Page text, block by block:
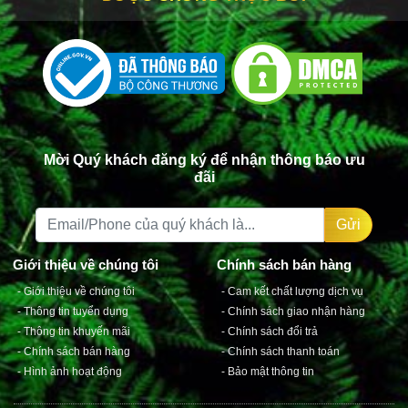
Hotline: 1800272758
Hoặc mua trực tiếp tại cửa hàng: 571E Cách Mạng
Tháng 8, Phường 15, Quận 10, TP. HCM
Mời Quý khách đăng ký để nhận thông báo ưu
đãi
Gửi